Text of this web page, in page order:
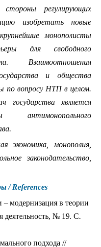
регулирующих
изобретать новые
монополисты
для свободного
Взаимоотношения
и общества
по вопросу НТП в целом.
является
антимонопольного
экономика, монополия,
законодательство,
/ References
модернизация в теории
деятельность, № 19. С.
подхода //